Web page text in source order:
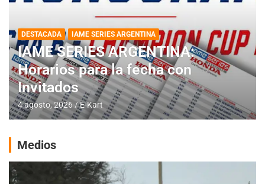
DESTACADA IAME SERIES ARGENTINA
IAME SERIES ARGENTINA:
Horarios para la fecha con
Invitados
4 agosto, 2026 E-Kart
Medios